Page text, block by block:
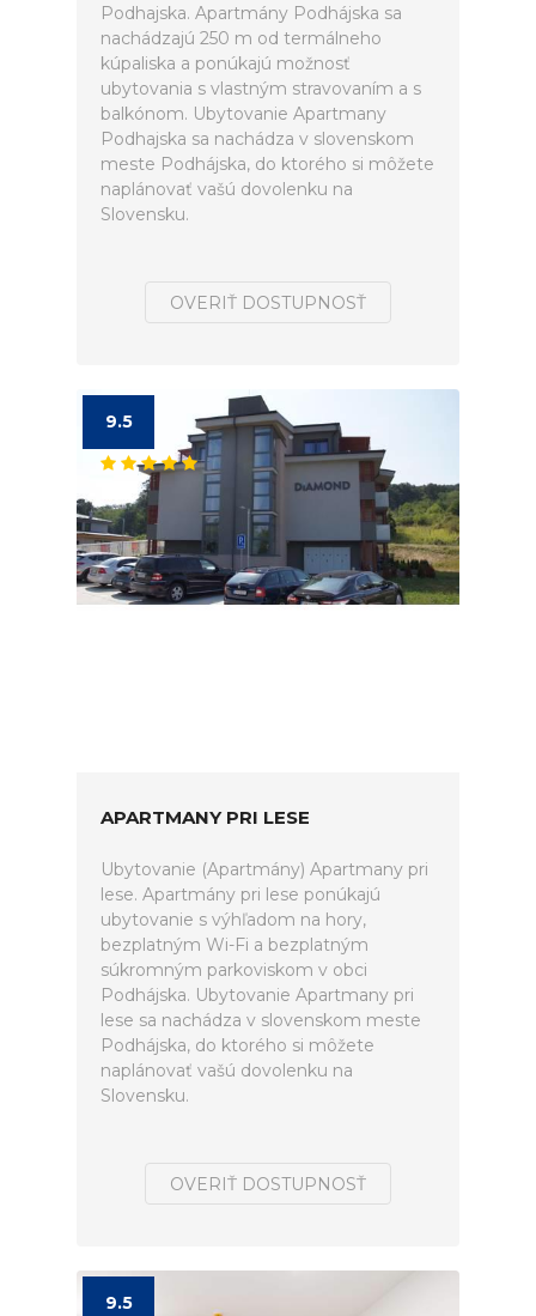
Podhajska. Apartmány Podhájska sa
nachádzajú 250 m od termálneho
kúpaliska a ponúkajú možnosť
ubytovania s vlastným stravovaním a s
balkónom. Ubytovanie Apartmany
Podhajska sa nachádza v slovenskom
meste Podhájska, do ktorého si môžete
naplánovať vašú dovolenku na
Slovensku.
OVERIŤ DOSTUPNOSŤ
9.5
APARTMANY PRI LESE
Ubytovanie (Apartmány) Apartmany pri
lese. Apartmány pri lese ponúkajú
ubytovanie s výhľadom na hory,
bezplatným Wi-Fi a bezplatným
súkromným parkoviskom v obci
Podhájska. Ubytovanie Apartmany pri
lese sa nachádza v slovenskom meste
Podhájska, do ktorého si môžete
naplánovať vašú dovolenku na
Slovensku.
OVERIŤ DOSTUPNOSŤ
9.5